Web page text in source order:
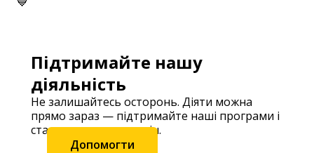
Підтримайте нашу
діяльність
Не залишайтесь осторонь. Діяти можна
прямо зараз — підтримайте наші програми і
станьте частиною змін.
Допомогти